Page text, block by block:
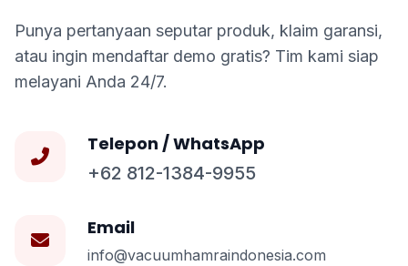
Punya pertanyaan seputar produk, klaim garansi,
atau ingin mendaftar demo gratis? Tim kami siap
melayani Anda 24/7.
Telepon / WhatsApp
+62 812-1384-9955
Email
info@vacuumhamraindonesia.com